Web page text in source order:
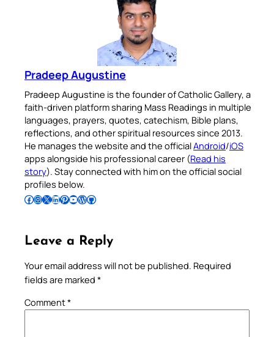
Pradeep Augustine
Pradeep Augustine is the founder of Catholic Gallery, a
faith-driven platform sharing Mass Readings in multiple
languages, prayers, quotes, catechism, Bible plans,
reflections, and other spiritual resources since 2013.
He manages the website and the officialAndroid/iOS
apps alongside his professional career (Read his
story). Stay connected with him on the official social
profiles below.
Follow Pradeep on Facebook Follow Pradeep on InstagramFollow Pradeep on X Follow Pradeep on LinkedIn Follow Pradeep on Pinterest Subscribe to Pradeep’s Youtube Channel Follow Pradeep on WordPress Follow Pradeep on GitHub
Leave a Reply
Your email address will not be published. Required
fields are marked *
Comment*